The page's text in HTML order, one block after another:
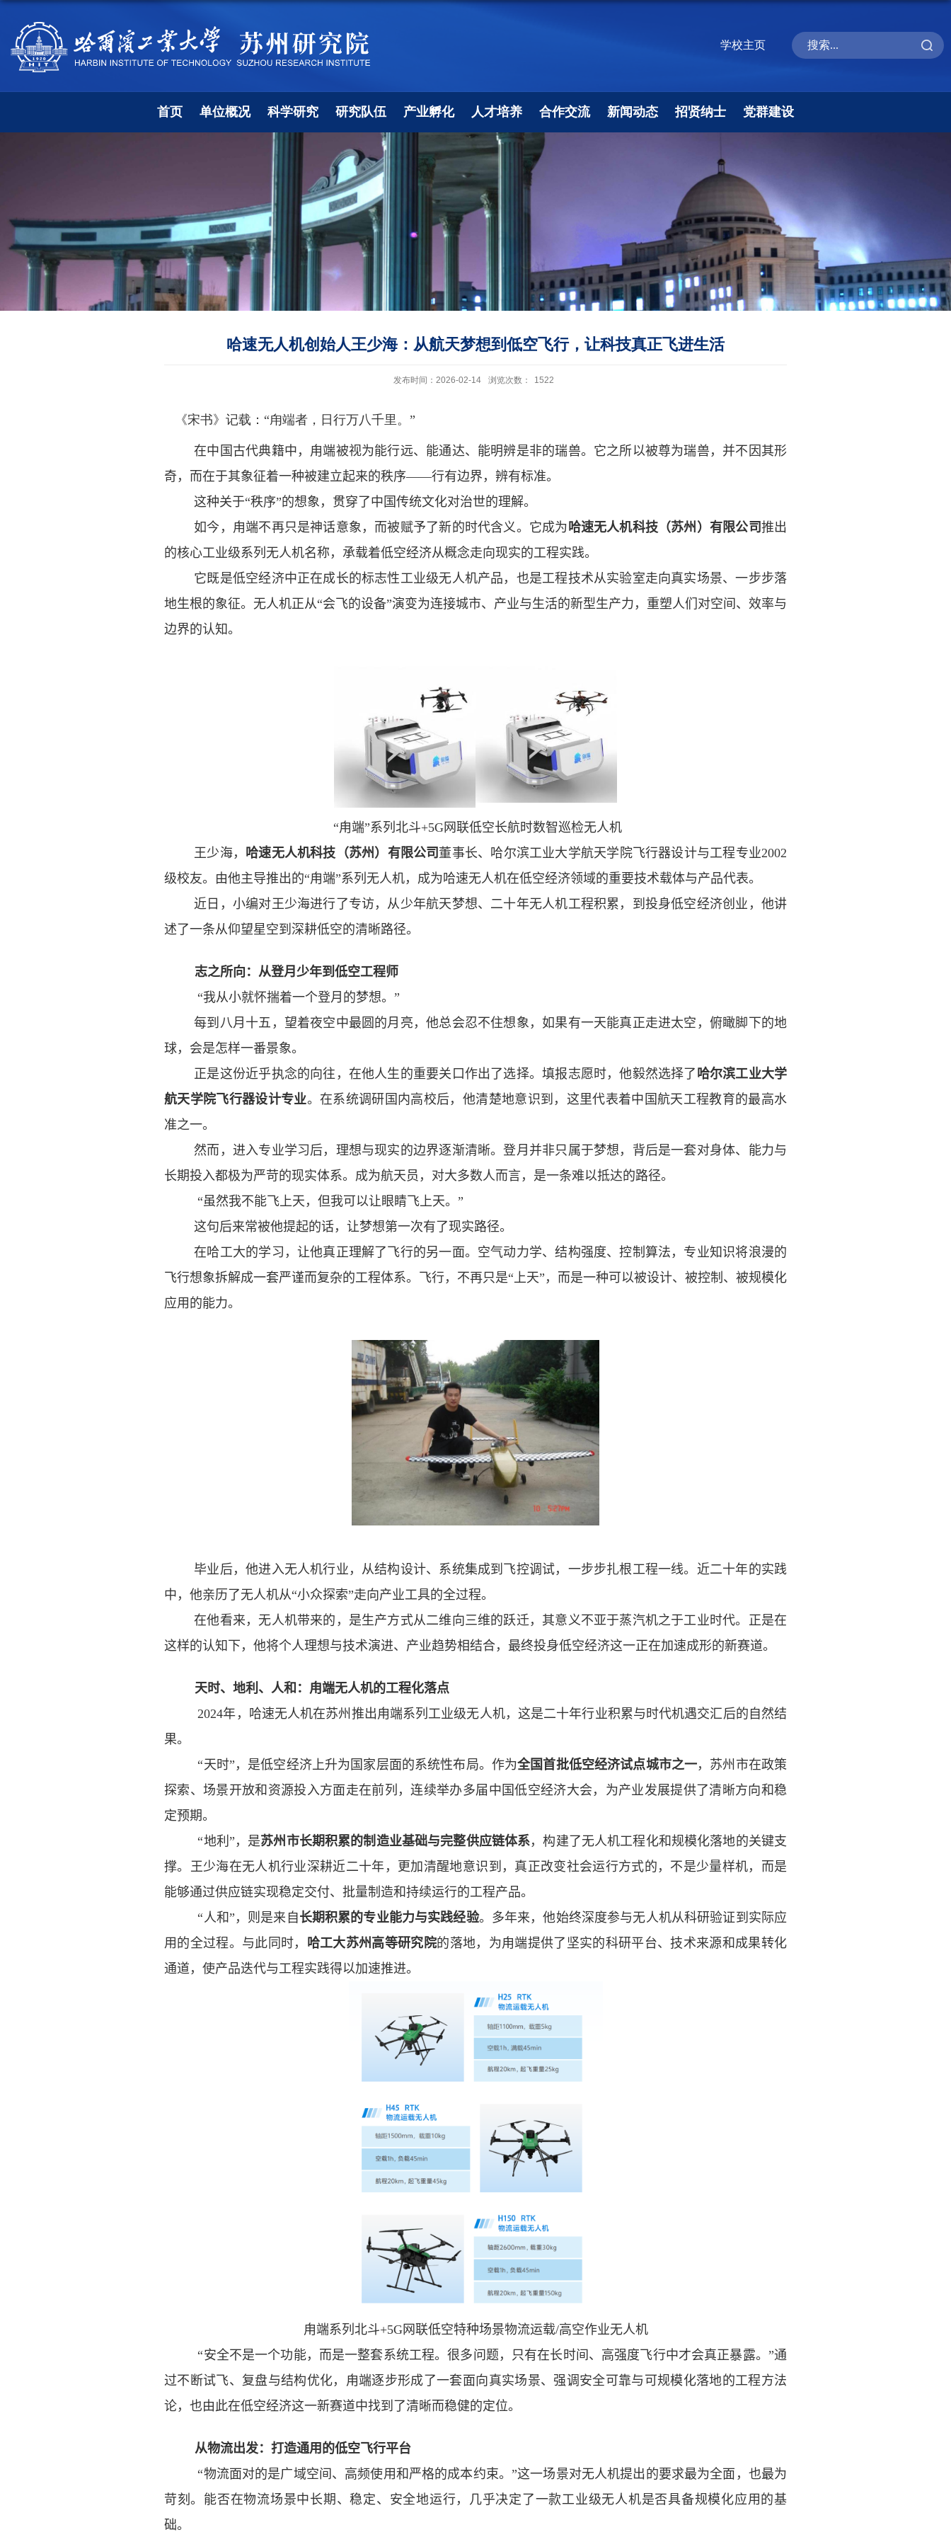
学校主页
首页 单位概况 科学研究 研究队伍 产业孵化 人才培养 合作交流 新闻动态 招贤纳士 党群建设
哈速无人机创始人王少海：从航天梦想到低空飞行，让科技真正飞进生活
发布时间：2026-02-14 浏览次数： 1522
《宋书》记载：“甪端者，日行万八千里。”
在中国古代典籍中，甪端被视为能行远、能通达、能明辨是非的瑞兽。它之所以被尊为瑞兽 ，并不因其形
奇，而在于其象征着一种被建立起来的秩序——行有边界，辨有标准。
这种关于“秩序”的想象，贯穿了中国传统文化对治世的理解。
如今 ，甪端不再只是神话意象，而被赋予了新的时代含义。它成为哈速无人机科技（苏州）有限公司推出
的核心工业级系列 无人机名称，承载着低空经济从概念走向现实的工程实践。
它既是低空经济中正在成长的标志性工业级无人机产品，也是工程技术从实验室走向真实场景、一步步落
地生根的象征。 无人机正从“会飞的设备”演变为连接城市、产业与生活的新型生产力，重塑人们对空间、效率与
边界的认知。
“甪端”系列 北斗+5G网联低空长航时数智巡检无人机
王少海， 哈速无人机科技（苏州）有限公司 董事长、哈尔滨工业大学航天学院飞行器设计与工程专业2002
级校友。由他主导推出的“甪端”系列无人机，成为哈速无人机在低空经济领域的重要技术载体与产品代表。
近日，小编对王少海进行了专访，从少年航天梦想、二十年无人机工程积累，到投身低空经济创业，他讲
述了一条从仰望星空到深耕低空的清晰路径。
志之所向：从登月少年到低空工程师
“我从小就怀揣着一个登月的梦想。”
每到八月十五，望着夜空中最圆的月亮，他总会忍不住想象，如果有一天能真正走进太空，俯瞰脚下的地
球，会是怎样一番景象。
正是这份近乎执念的向往，在他人生的重要关口作出了选择。填报志愿时，他毅然选择了 哈尔滨工业大学
航天学院飞行器设计专业。在系统调研国内高校后，他清楚地意识到，这里代表着中国航天工程教育的最高水
准之一。
然而，进入专业学习后，理想与现实的边界逐渐清晰。登月并非只属于梦想，背后是一套对身体、能力与
长期投入都极为严苛的现实体系。成为航天员，对大多数人而言，是一条难以抵达的路径。
“虽然我不能飞上天，但我可以让眼睛飞上天。”
这句后来常被他提起的话，让梦想第一次有了现实路径。
在哈工大的学习，让他真正理解了飞行的另一面。空气动力学、结构强度、控制算法， 专业知识将浪漫的
飞行想象拆解成一套严谨而复杂的工程体系。飞行，不再只是“上天”，而是一种可以被设计、被控制、被规模化
应用的能力。
毕业后，他进入无人机行业，从结构设计、系统集成到飞控调试，一步步扎根工程一线。近二十年的实践
中，他亲历了无人机从“小众探索”走向产业工具的全过程。
在他看来，无人机带来的，是生产方式从二维向三维的跃迁，其意义不亚于蒸汽机之于工业时代。正是在
这样的认知下，他将个人理想与技术演进、产业趋势相结合，最终投身低空经济这一正在加速成形的新赛道。
天时、地利、人和：甪端无人机的工程化落点
2024年，哈速无人机在苏州推出甪端系列工业级无人机，这是二十年行业积累与时代机遇交汇后的自然结
果。
“天时”，是低空经济上升为国家层面的系统性布局。作为全国首批低空经济试点城市之一，苏州 市在政策
探索、场景开放和资源投入方面走在前列，连续举办多届中国低空经济大会，为产业发展提供了清晰方向和稳
定预期。
“地利”，是苏州 市长期积累的制造业基础与完整供应链体系，构建了无人机工程化和规模化落地的关键支
撑。王少海在无人机行业深耕近二十年，更加清醒地意识到，真正改变社会运行方式的，不是少量样机，而是
能够通过供应链实现稳定交付、批量制造和持续运行的工程产品。
“人和”，则是来自 长期积累的专业能力与实践经验。多年来，他始终深度参与无人机从科研验证到实际应
用的全过程。与此同时， 哈工大苏州 高等研究院的落地，为甪端提供了坚实的科研平台、技术来源和成果转化
通道，使产品迭代与工程实践得以加速推进。
甪端系列北斗+5G网联低空特种场景物流运载/高空作业无人机
“安全不是一个功能，而是一整套系统工程。很多问题，只有在长时间、高强度飞行中才会真正暴露。”通
过不断试飞、复盘与结构优化，甪端逐步形成了一套面向真实场景、强调安全可靠与可规模化落地的工程方法
论，也由此在低空经济这一新赛道中找到了清晰而稳健的定位。
从物流出发：打造通用的低空飞行平台
“物流面对的是广域空间、高频使用和严格的成本约束。”这一场景对无人机提出的要求最为全面，也最为
苛刻。能否在物流场景中长期、稳定、安全地运行，几乎决定了一款工业级无人机是否具备规模化应用的基
础。